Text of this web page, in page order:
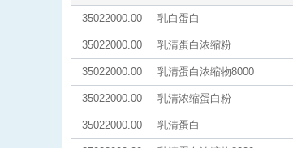
35022000.00 乳白蛋白
35022000.00 乳清蛋白浓缩粉
35022000.00 乳清蛋白浓缩物8000
35022000.00 乳清浓缩蛋白粉
35022000.00 乳清蛋白